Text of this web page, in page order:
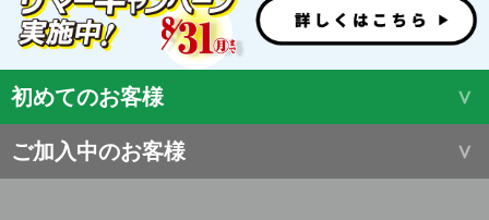
初めてのお客様
ご加入中のお客様